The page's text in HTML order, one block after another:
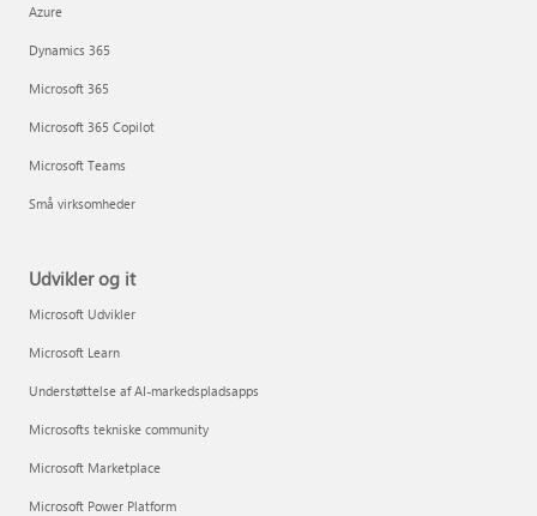
Azure
Dynamics 365
Microsoft 365
Microsoft 365 Copilot
Microsoft Teams
Små virksomheder
Udvikler og it
Microsoft Udvikler
Microsoft Learn
Understøttelse af AI-markedspladsapps
Microsofts tekniske community
Microsoft Marketplace
Microsoft Power Platform